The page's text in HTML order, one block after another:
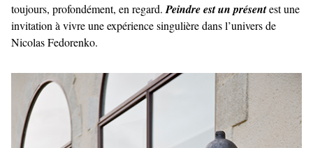
toujours, profondément, en regard. Peindre est un présentest une
invitation à vivre une expérience singulière dans l’univers de
Nicolas Fedorenko.